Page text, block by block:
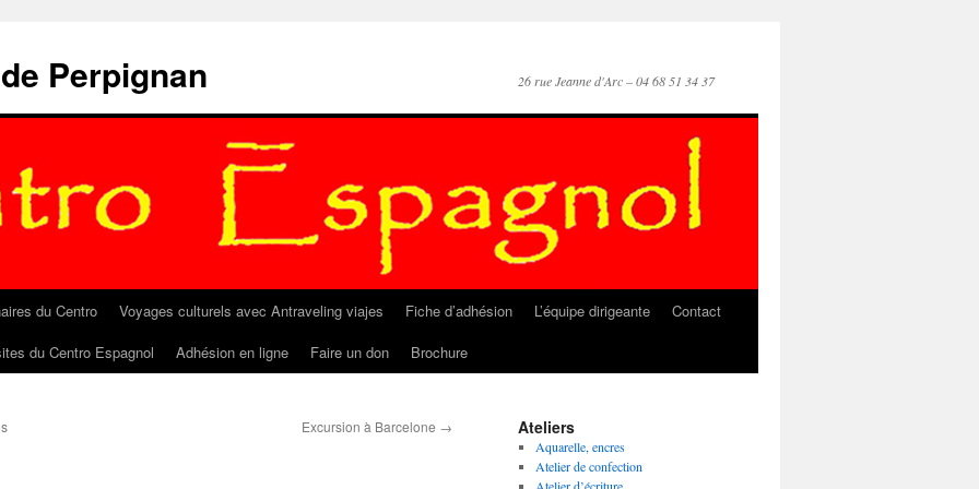
Perpignan 26 rue Jeanne d'Arc – 04 68 51 34 37
du Centro Voyages culturels avec Antraveling viajes Fiche d’adhésion L’équipe dirigeante
Contact
du Centro Espagnol Adhésion en ligne Faire un don Brochure
Excursion à Barcelone → Ateliers
Aquarelle, encres
Atelier de confection